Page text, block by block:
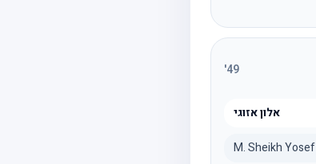
49
'
אלון אזוגי
M. Sheikh Yosef